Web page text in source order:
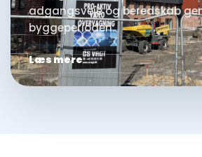
adgangsveje og beredskab
byggeperioden.
Læs mere